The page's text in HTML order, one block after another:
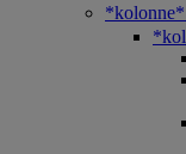
*kolonne*